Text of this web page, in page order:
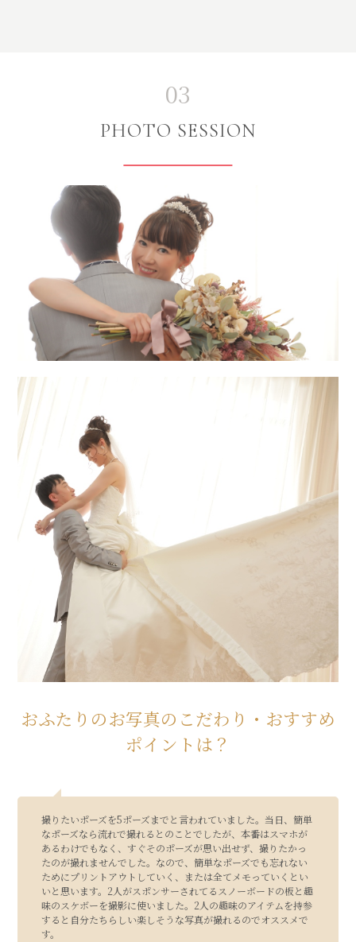
03
PHOTO SESSION
おふたりのお写真のこだわり・おすすめ
ポイントは？
撮りたいポーズを5ポーズまでと言われていました。当日、簡単
なポーズなら流れで撮れるとのことでしたが、本番はスマホが
あるわけでもなく、すぐそのポーズが思い出せず、撮りたかっ
たのが撮れませんでした。なので、簡単なポーズでも忘れない
ためにプリントアウトしていく、または全てメモっていくとい
いと思います。2人がスポンサーされてるスノーボードの板と趣
味のスケボーを撮影に使いました。2人の趣味のアイテムを持参
すると自分たちらしい楽しそうな写真が撮れるのでオススメで
す。